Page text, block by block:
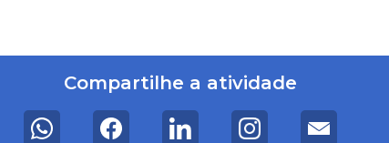
Compartilhe a atividade